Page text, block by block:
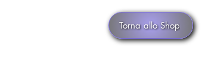
Torna allo Shop